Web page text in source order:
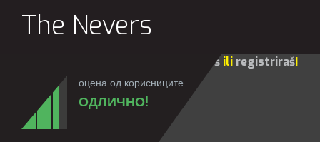
The Nevers
prijaviš ili registriraš!
оцена од корисниците
ОДЛИЧНО!